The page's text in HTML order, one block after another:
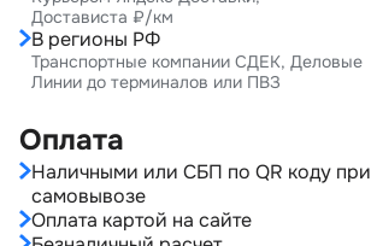
Достависта ₽/км
В регионы РФ
Транспортные компании СДЕК, Деловые
Линии до терминалов или ПВЗ
Оплата
Наличными или СБП по QR коду при
самовывозе
Оплата картой на сайте